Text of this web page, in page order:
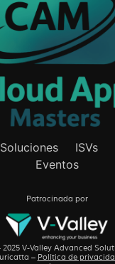
Soluciones ISVs
Eventos
Patrocinada por
V-Valley Advanced
– Política de